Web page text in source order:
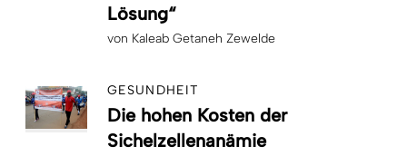
Lösung“
von Kaleab Getaneh Zewelde
GESUNDHEIT
Die hohen Kosten der
Sichelzellenanämie